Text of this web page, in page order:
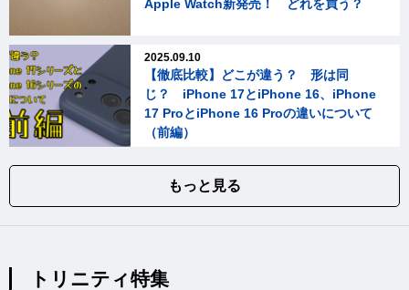
Apple Watch新発売！ どれを買う？
2025.09.10
【徹底比較】どこが違う？ 形は同
じ？ iPhone 17とiPhone 16、iPhone
17 ProとiPhone 16 Proの違いについて
（前編）
もっと見る
トリニティ特集